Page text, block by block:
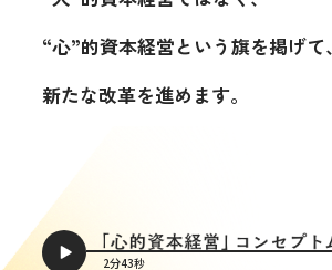
“心”的資本経営という旗を掲げて、
新たな改革を進めます。
2分43秒